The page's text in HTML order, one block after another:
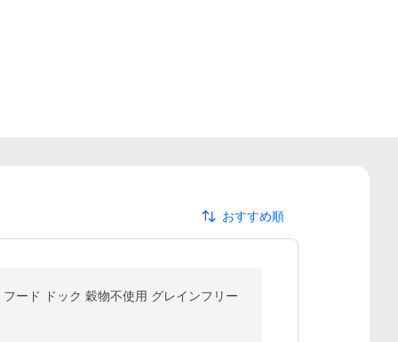
おすすめ順
ード ドック 穀物不使用 グレインフリー